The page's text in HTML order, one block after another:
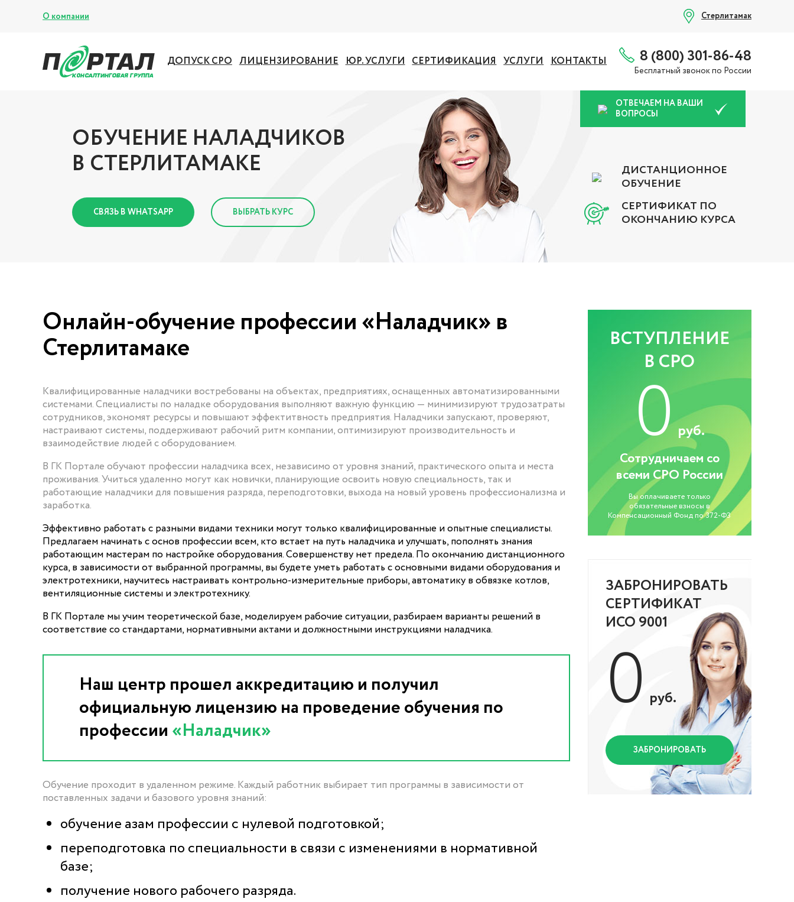
О компании Стерлитамак
ДОПУСК СРО ЛИЦЕНЗИРОВАНИЕ ЮР. УСЛУГИ СЕРТИФИКАЦИЯ УСЛУГИ КОНТАКТЫ 8 (800) 301-86-48
Бесплатный звонок по России
ОТВЕЧАЕМ НА ВАШИ
ВОПРОСЫ
ОБУЧЕНИЕ НАЛАДЧИКОВ
В СТЕРЛИТАМАКЕ
СВЯЗЬ В WHATSAPP ВЫБРАТЬ КУРС
ДИСТАНЦИОННОЕ
ОБУЧЕНИЕ
СЕРТИФИКАТ ПО
ОКОНЧАНИЮ КУРСА
Онлайн-обучение профессии «Наладчик» в
Стерлитамаке
Квалифицированные наладчики востребованы на объектах, предприятиях, оснащенных автоматизированными
системами. Специалисты по наладке оборудования выполняют важную функцию — минимизируют трудозатраты
сотрудников, экономят ресурсы и повышают эффектитвность предприятия. Наладчики запускают, проверяют,
настраивают системы, поддерживают рабочий ритм компании, оптимизируют производительность и
взаимодействие людей с оборудованием.
В ГК Портале обучают профессии наладчика всех, независимо от уровня знаний, практического опыта и места
проживания. Учиться удаленно могут как новички, планирующие освоить новую специальность, так и
работающие наладчики для повышения разряда, переподготовки, выхода на новый уровень профессионализма и
заработка.
Эффективно работать с разными видами техники могут только квалифицированные и опытные специалисты.
Предлагаем начинать с основ профессии всем, кто встает на путь наладчика и улучшать, пополнять знания
работающим мастерам по настройке оборудования. Совершенству нет предела. По окончанию дистанционного
курса, в зависимости от выбранной программы, вы будете уметь работать с основными видами оборудования и
электротехники, научитесь настраивать контрольно-измерительные приборы, автоматику в обвязке котлов,
вентиляционные системы и электротехнику.
В ГК Портале мы учим теоретической базе, моделируем рабочие ситуации, разбираем варианты решений в
соответствие со стандартами, нормативными актами и должностными инструкциями наладчика.
Наш центр прошел аккредитацию и получил
официальную лицензию на проведение обучения по
профессии «Наладчик»
Обучение проходит в удаленном режиме. Каждый работник выбирает тип программы в зависимости от
поставленных задачи и базового уровня знаний:
обучение азам профессии с нулевой подготовкой;
переподготовка по специальности в связи с изменениями в нормативной
базе;
получение нового рабочего разряда.
ВСТУПЛЕНИЕ
В СРО
0руб.
Сотрудничаем со
всеми СРО России
Вы оплачиваете только
обязательные взносы в
Компенсационный Фонд по 372-ФЗ
ЗАБРОНИРОВАТЬ
СЕРТИФИКАТ
ИСО 9001
0 руб.
ЗАБРОНИРОВАТЬ